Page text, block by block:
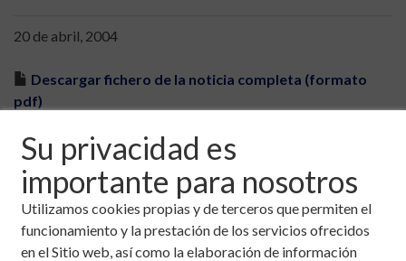
Su privacidad es
importante para nosotros
Utilizamos cookies propias y de terceros que permiten el
funcionamiento y la prestación de los servicios ofrecidos
en el Sitio web, así como la elaboración de información
20 de abril, 2004
Descargar fichero de la noticia completa (formato
pdf)